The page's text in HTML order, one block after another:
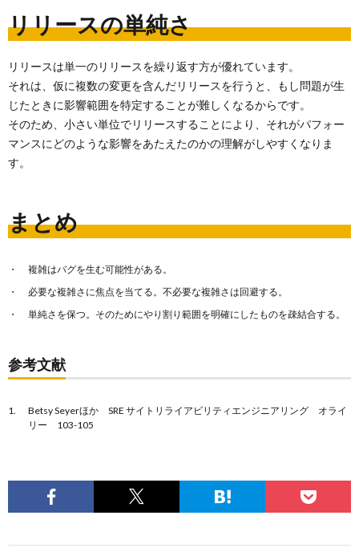
リリースの単純さ
リリースは単一のリリースを繰り返す方が優れています。
それは、仮に複数の変更を含んだリリースを行うと、もし問題が生
じたときに影響範囲を特定することが難しくなるからです。
そのため、小さい単位でリリースすることにより、それがパフォー
マンスにどのような影響をあたえたのかの理解がしやすくなりま
す。
まとめ
複雑はバグを生む可能性がある。
必要な複雑さに焦点を当てる。不必要な複雑さは回避する。
単純さを保つ。そのためにやり割り範囲を明確にしたものを疎結合する。
参考文献
Betsy Seyerほか SRE サイトリライアビリティエンジニアリング オライ
リー 103-105